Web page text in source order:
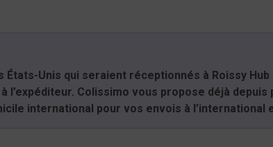
Unis qui seraient réceptionnés à Roissy
Colissimo vous propose déjà
international pour vos envois à